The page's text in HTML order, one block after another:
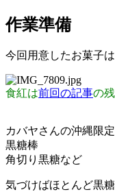
作業準備
今回用意したお菓子は
食紅は前回の記事の
カバヤさんの沖縄限
黒糖棒
角切り黒糖など
気づけばほとんど黒